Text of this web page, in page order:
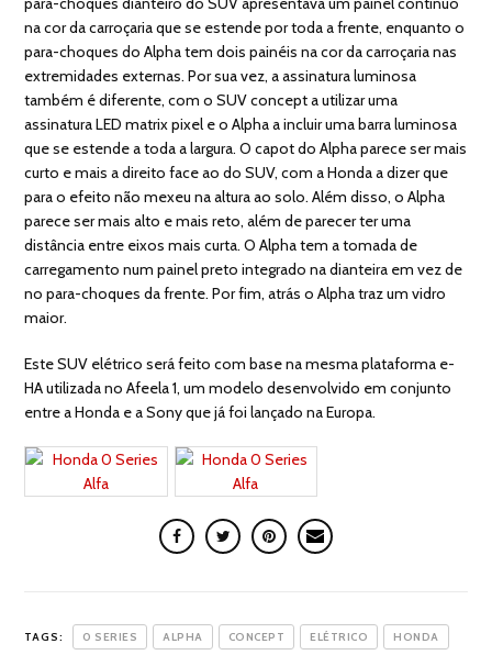
na cor da carroçaria que se estende por toda a frente, enquanto o
para-choques do Alpha tem dois painéis na cor da carroçaria nas
extremidades externas. Por sua vez, a assinatura luminosa
também é diferente, com o SUV concept a utilizar uma
assinatura LED matrix pixel e o Alpha a incluir uma barra luminosa
que se estende a toda a largura. O capot do Alpha parece ser mais
curto e mais a direito face ao do SUV, com a Honda a dizer que
para o efeito não mexeu na altura ao solo. Além disso, o Alpha
parece ser mais alto e mais reto, além de parecer ter uma
distância entre eixos mais curta. O Alpha tem a tomada de
carregamento num painel preto integrado na dianteira em vez de
no para-choques da frente. Por fim, atrás o Alpha traz um vidro
maior.
Este SUV elétrico será feito com base na mesma plataforma e-
HA utilizada no Afeela 1, um modelo desenvolvido em conjunto
entre a Honda e a Sony que já foi lançado na Europa.
TAGS: 0 SERIES ALPHA CONCEPT ELÉTRICO HONDA